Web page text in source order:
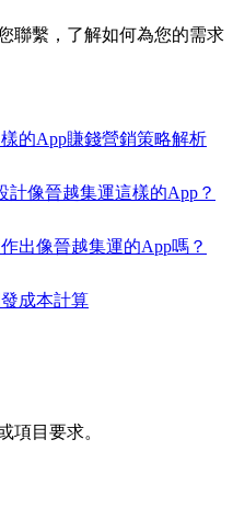
聯繫，了解如何為您的需求
的App賺錢營銷策略解析
計像晉越集運這樣的App？
出像晉越集運的App嗎？
成本計算
項目要求。